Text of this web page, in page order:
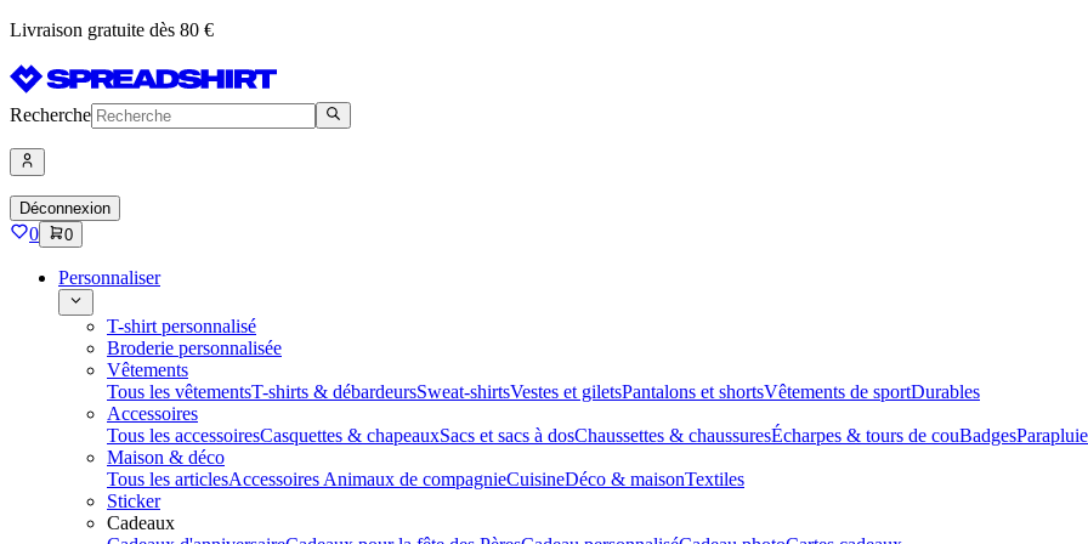
Livraison gratuite dès 80 €
Recherche
Déconnexion
0 0
Personnaliser
T-shirt personnalisé
Broderie personnalisée
Vêtements
Tous les vêtementsT-shirts & débardeursSweat-shirtsVestes et giletsPantalons et shortsVêtements de sportDurables
Accessoires
Tous les accessoiresCasquettes & chapeauxSacs et sacs à dosChaussettes & chaussuresÉcharpes & tours de couBadges
Maison & déco
Tous les articlesAccessoires Animaux de compagnieCuisineDéco & maisonTextiles
Sticker
Cadeaux